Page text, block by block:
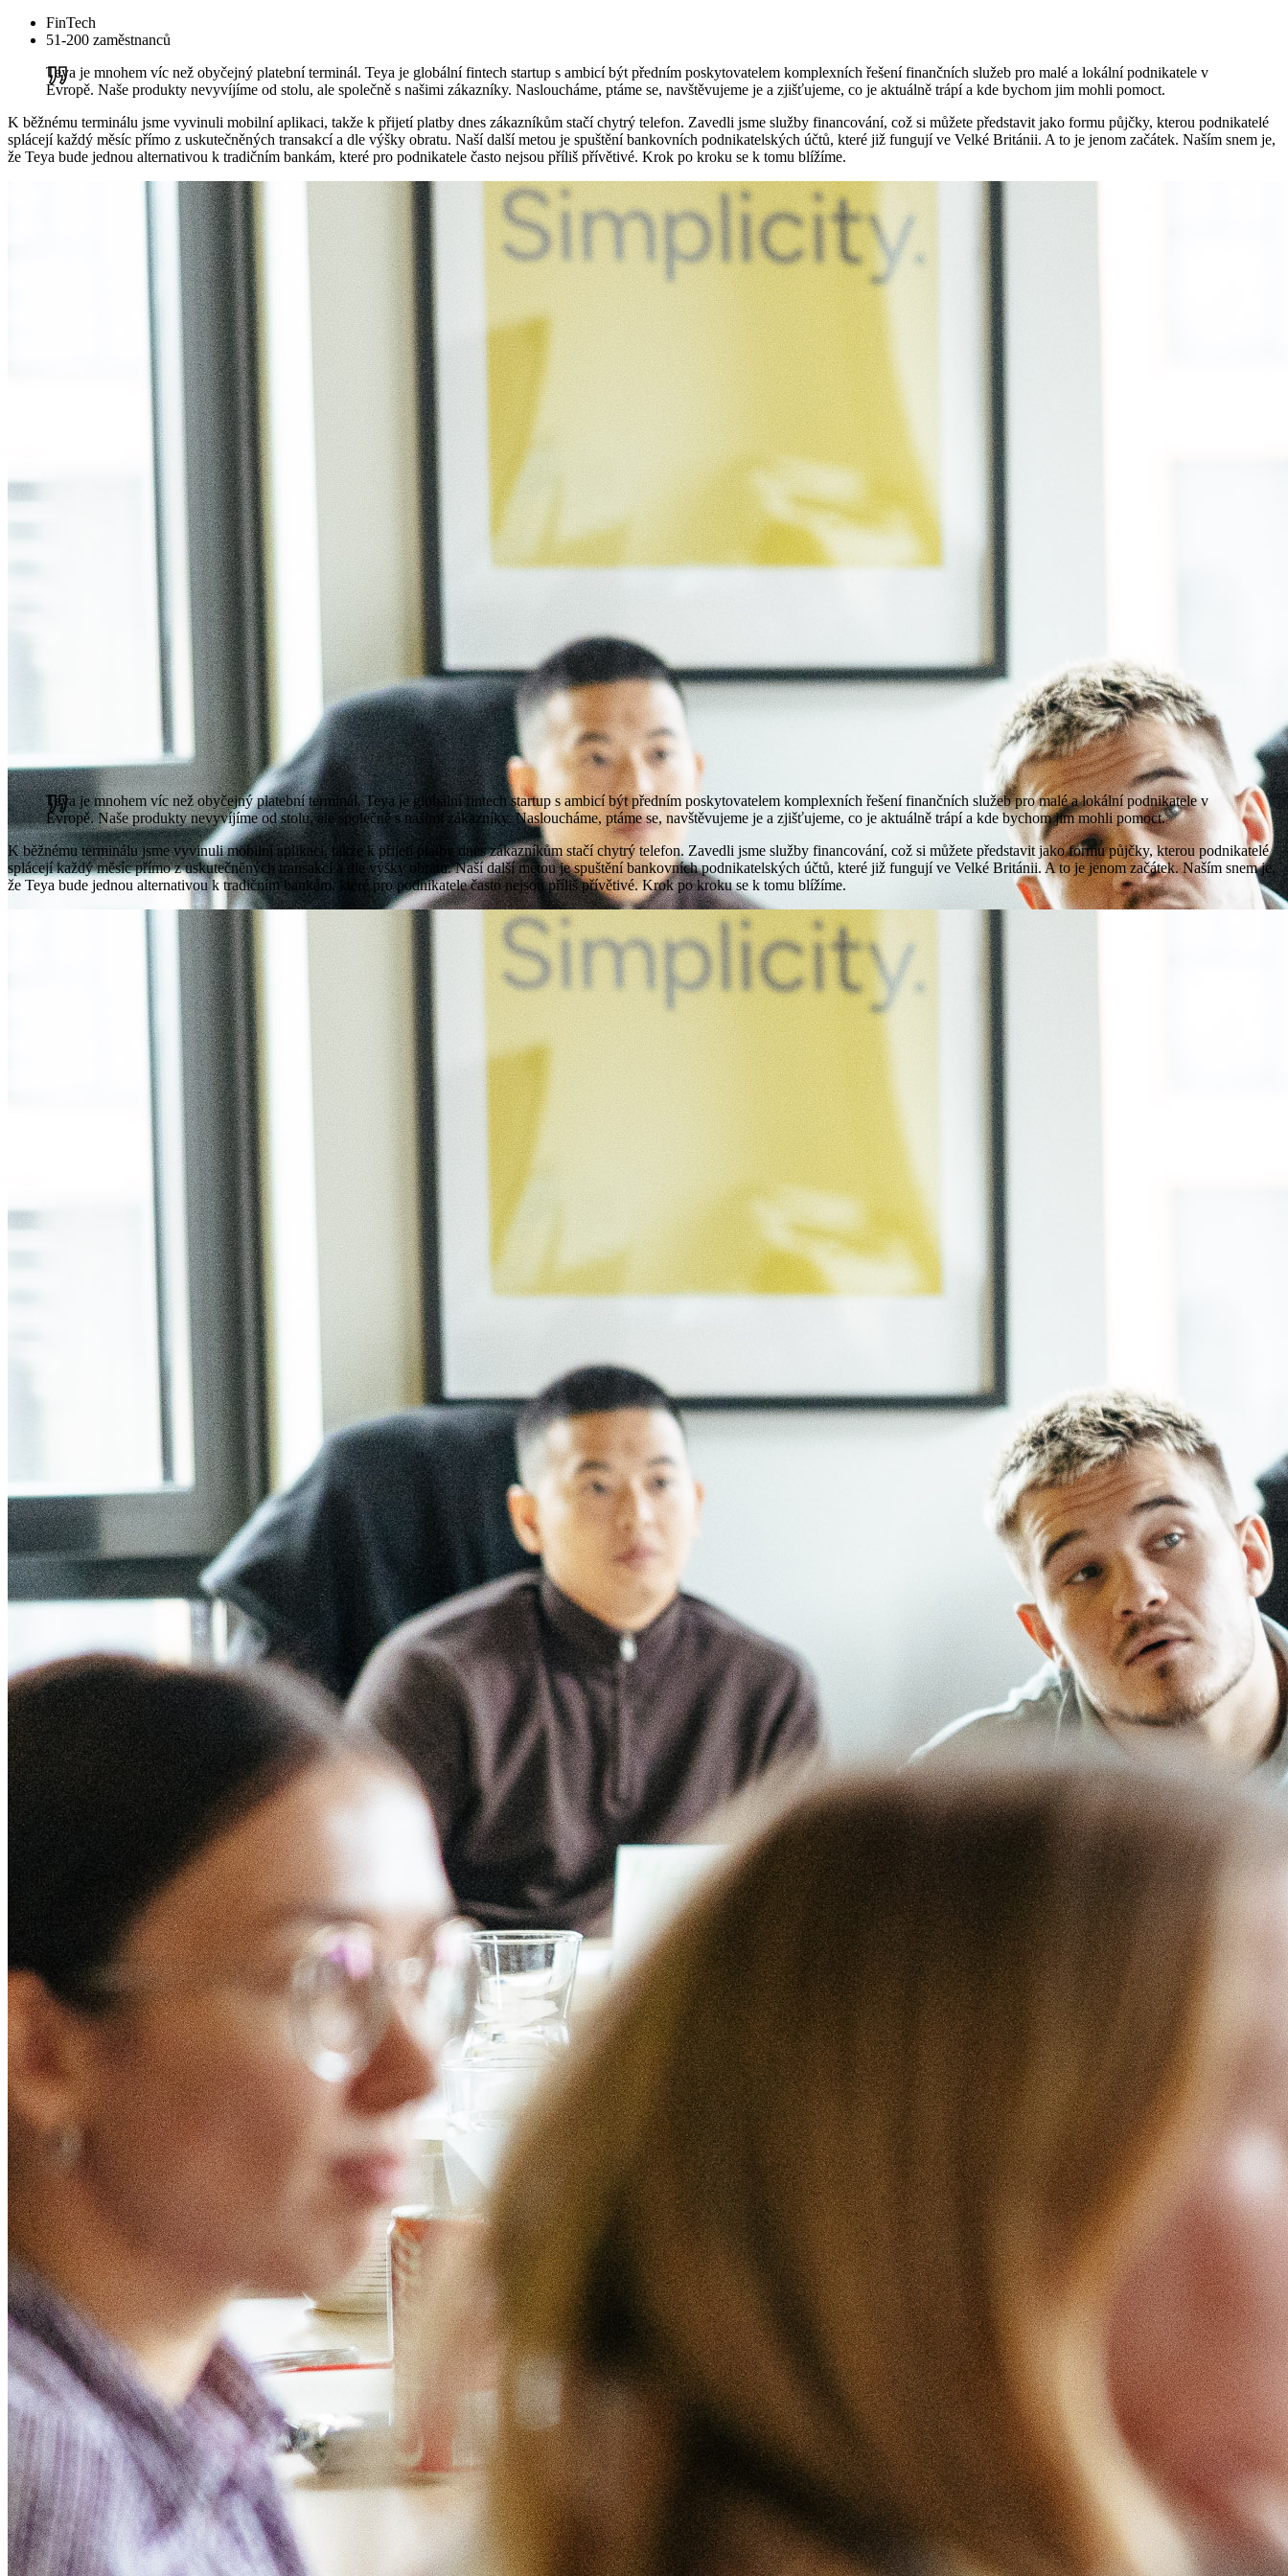
FinTech
51-200 zaměstnanců
Teya je mnohem víc než obyčejný platební terminál. Teya je globální fintech startup s ambicí být předním poskytovatelem komplexních řešení finančních služeb pro malé a lokální podnikatele v
Evropě. Naše produkty nevyvíjíme od stolu, ale společně s našimi zákazníky. Nasloucháme, ptáme se, navštěvujeme je a zjišťujeme, co je aktuálně trápí a kde bychom jim mohli pomoct.
K běžnému terminálu jsme vyvinuli mobilní aplikaci, takže k přijetí platby dnes zákazníkům stačí chytrý telefon. Zavedli jsme služby financování, což si můžete představit jako formu půjčky, kterou podnikatelé
splácejí každý měsíc přímo z uskutečněných transakcí a dle výšky obratu. Naší další metou je spuštění bankovních podnikatelských účtů, které již fungují ve Velké Británii. A to je jenom začátek. Naším snem je,
že Teya bude jednou alternativou k tradičním bankám, které pro podnikatele často nejsou příliš přívětivé. Krok po kroku se k tomu blížíme.
Teya je mnohem víc než obyčejný platební terminál. Teya je globální fintech startup s ambicí být předním poskytovatelem komplexních řešení finančních služeb pro malé a lokální podnikatele v
Evropě. Naše produkty nevyvíjíme od stolu, ale společně s našimi zákazníky. Nasloucháme, ptáme se, navštěvujeme je a zjišťujeme, co je aktuálně trápí a kde bychom jim mohli pomoct.
K běžnému terminálu jsme vyvinuli mobilní aplikaci, takže k přijetí platby dnes zákazníkům stačí chytrý telefon. Zavedli jsme služby financování, což si můžete představit jako formu půjčky, kterou podnikatelé
splácejí každý měsíc přímo z uskutečněných transakcí a dle výšky obratu. Naší další metou je spuštění bankovních podnikatelských účtů, které již fungují ve Velké Británii. A to je jenom začátek. Naším snem je,
že Teya bude jednou alternativou k tradičním bankám, které pro podnikatele často nejsou příliš přívětivé. Krok po kroku se k tomu blížíme.